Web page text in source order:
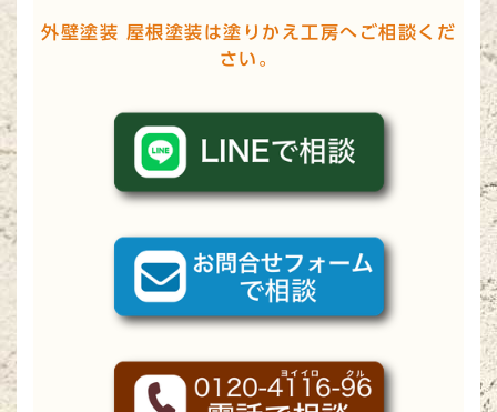
外壁塗装 屋根塗装は塗りかえ工房へご相談くだ
さい。